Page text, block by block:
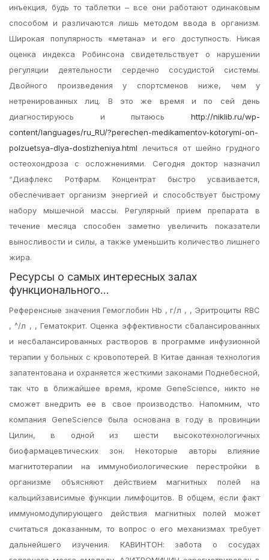
инъекция, будь то таблетки – все они работают одинаковым
способом и различаются лишь методом ввода в организм.
Широкая популярность «метана» и его доступность. Никая
оценка индекса Робинсона свидетельствует о нарушении
регуляции деятельности сердечно сосудистой системы.
Двойного произведения у спортсменов ниже, чем у
нетренированных лиц. В это же время и по сей день
диагностируюсь и пытаюсь http://niklib.ru/wp-
content/languages/ru_RU/?perechen-medikamentov-kotorymi-on-
polzuetsya-dlya-dostizheniya.html лечиться от шейно грудного
остеохондроза с осложнениями. Сегодня доктор назначил
“Диафлекс Ротфарм. Концентрат быстро усваивается,
обеспечивает организм энергией и способствует быстрому
набору мышечной массы. Регулярный прием препарата в
течение месяца способен заметно увеличить показатели
выносливости и силы, а также уменьшить количество лишнего
жира.
Ресурсы о самых интересных залах
функционального…
Референсные значения Гемоглобин Hb , г/л , , Эритроциты RBC
, ^/л , , Гематокрит. Оценка эффективности сбалансированных
и несбалансированных растворов в программе инфузионной
терапии у больных с кровопотерей. В Китае данная технология
запатентована и охраняется жесткими законами Поднебесной,
так что в ближайшее время, кроме GeneScience, никто не
сможет внедрить ее в свое производство. Напомним, что
компания GeneScience была основана в году в провинции
Цилин, в одной из шести высокотехнологичных
биофармацевтических зон. Некоторые авторы влияние
магнитотерапии на иммунобиологические перестройки в
организме объясняют действием магнитных полей на
кальцийзависимые функции лимфоцитов. В общем, если факт
иммуномодулирующего действия магнитных полей может
считаться доказанным, то вопрос о его механизмах требует
дальнейшего изучения. КАВИНТОН: забота о сосудах